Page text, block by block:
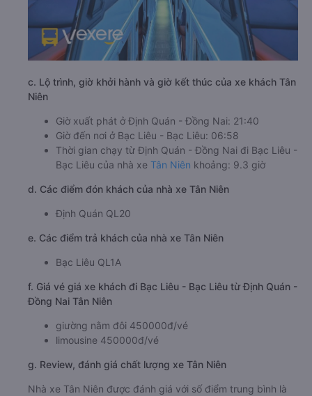
c. Lộ trình, giờ khởi hành và giờ kết thúc của xe khách Tân
Niên
Giờ xuất phát ở Định Quán - Đồng Nai: 21:40
Giờ đến nơi ở Bạc Liêu - Bạc Liêu: 06:58
Thời gian chạy từ Định Quán - Đồng Nai đi Bạc Liêu -
Bạc Liêu của nhà xe Tân Niên khoảng: 9.3 giờ
d. Các điểm đón khách của nhà xe Tân Niên
Định Quán QL20
e. Các điểm trả khách của nhà xe Tân Niên
Bạc Liêu QL1A
f. Giá vé giá xe khách đi Bạc Liêu - Bạc Liêu từ Định Quán -
Đồng Nai Tân Niên
giường nằm đôi 450000đ/vé
limousine 450000đ/vé
g. Review, đánh giá chất lượng xe Tân Niên
Nhà xe Tân Niên được đánh giá với số điểm trung bình là